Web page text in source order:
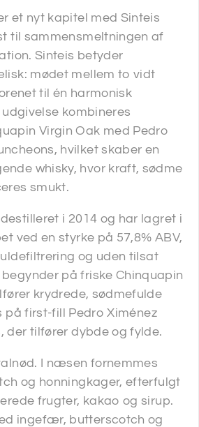
et nyt kapitel med Sinteis
til sammensmeltningen af
Sinteis betyder
mødet mellem to vidt
til én harmonisk
kombineres
Virgin Oak med Pedro
hvilket skaber en
whisky, hvor kraft, sødme
smukt.
i 2014 og har lagret i
ved en styrke på 57,8% ABV,
og uden tilsat
på friske Chinquapin
krydrede, sødmefulde
på first-fill Pedro Ximénez
der tilfører dybde og fylde.
I næsen fornemmes
og honningkager, efterfulgt
frugter, kakao og sirup.
ingefær, butterscotch og